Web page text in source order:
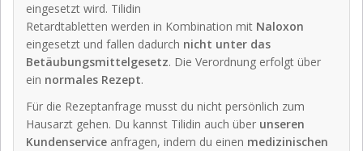
eingesetzt wird. Tilidin
Retardtabletten werden in Kombination mit Naloxon
eingesetzt und fallen dadurch nicht unter das
Betäubungsmittelgesetz. Die Verordnung erfolgt über
ein normales Rezept.
Für die Rezeptanfrage musst du nicht persönlich zum
Hausarzt gehen. Du kannst Tilidin auch über unseren
Kundenservice anfragen, indem du einen medizinischen